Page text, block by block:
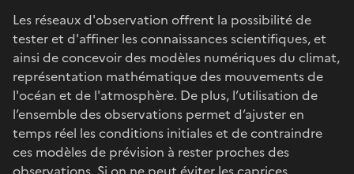
Les réseaux d'observation offrent la possibilité de
tester et d'affiner les connaissances scientifiques, et
ainsi de concevoir des modèles numériques du climat,
représentation mathématique des mouvements de
l'océan et de l'atmosphère. De plus, l’utilisation de
l’ensemble des observations permet d’ajuster en
temps réel les conditions initiales et de contraindre
ces modèles de prévision à rester proches des